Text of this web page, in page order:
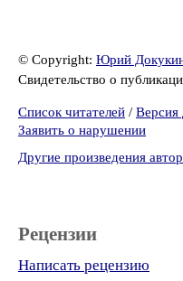
© Copyright: Юрий
Свидетельство о
Список читателей / Версия
Заявить о нарушении
Другие произведения
Рецензии
Написать рецензию